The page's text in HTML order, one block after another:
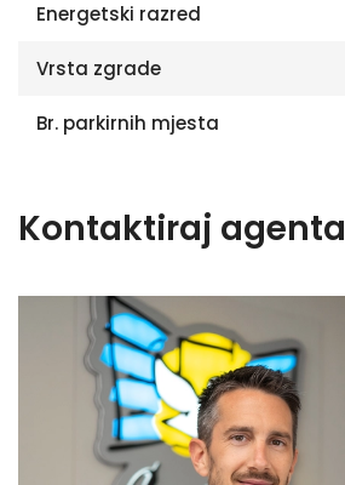
Energetski razred
Vrsta zgrade
Br. parkirnih mjesta
Kontaktiraj agenta